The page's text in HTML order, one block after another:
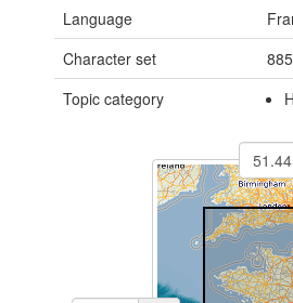
Language
Character set
Topic category